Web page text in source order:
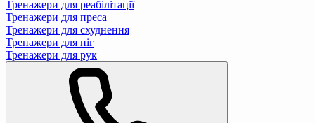
Тренажери для реабілітації
Тренажери для преса
Тренажери для схуднення
Тренажери для ніг
Тренажери для рук